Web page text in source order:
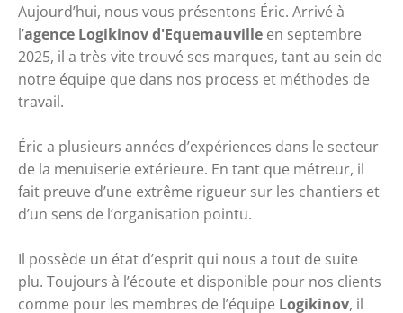
Aujourd’hui, nous vous présentons Éric. Arrivé à
l’agence Logikinov d'Equemauville en septembre
2025, il a très vite trouvé ses marques, tant au sein de
notre équipe que dans nos process et méthodes de
travail.
Éric a plusieurs années d’expériences dans le secteur
de la menuiserie extérieure. En tant que métreur, il
fait preuve d’une extrême rigueur sur les chantiers et
d’un sens de l’organisation pointu.
Il possède un état d’esprit qui nous a tout de suite
plu. Toujours à l’écoute et disponible pour nos clients
comme pour les membres de l’équipe Logikinov, il